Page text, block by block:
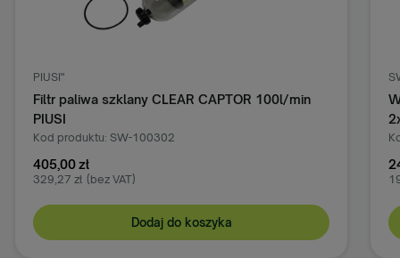
PIUSI"
Filtr paliwa szklany CLEAR CAPTOR 100l/min
PIUSI
Kod produktu: SW-100302
405,00 zł
329,27 zł (bez VAT)
Dodaj do koszyka